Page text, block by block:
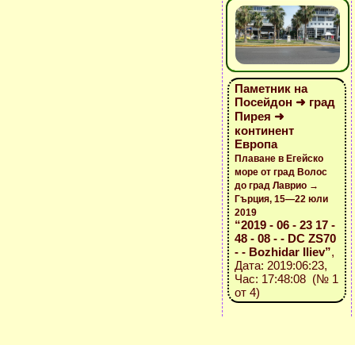
Паметник на
Посейдон ➜ град
Пирея ➜
континент
Европа
Плаване в Егейско
море от град Волос
до град Лаврио →
Гърция, 15—22 юли
2019
“2019 - 06 - 23 17 -
48 - 08 - - DC ZS70
- - Bozhidar Iliev”,
Дата: 2019:06:23,
Час: 17:48:08 (№ 1
от 4)